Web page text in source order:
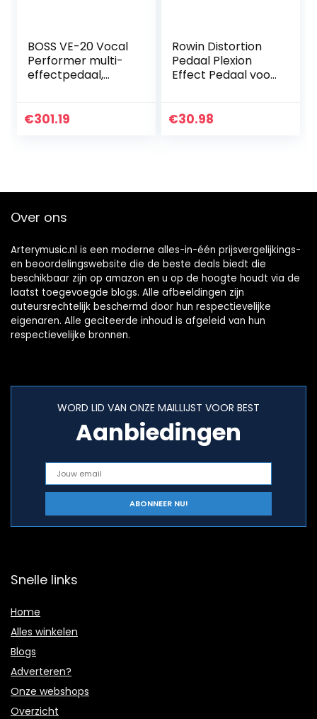
BOSS VE-20 Vocal
Performer multi-
effectpedaal,
robuuste BOSS-
€301.19
Rowin Distortion
Pedaal Plexion
Effect Pedaal voor
normale modi True
€30.98
Over ons
Arterymusic.nl is een moderne alles-in-één prijsvergelijkings-
en beoordelingswebsite die de beste deals biedt die
beschikbaar zijn op amazon en u op de hoogte houdt via de
laatst toegevoegde blogs. Alle afbeeldingen zijn
auteursrechtelijk beschermd door hun respectievelijke
eigenaren. Alle geciteerde inhoud is afgeleid van hun
respectievelijke bronnen.
WORD LID VAN ONZE MAILLIJST VOOR BEST
Aanbiedingen
Snelle links
Home
Alles winkelen
Blogs
Adverteren?
Onze webshops
Overzicht